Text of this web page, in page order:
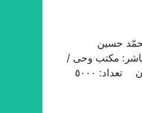
حسین
مکتب وحی /
طهران نوبت چاپ: اوّل / ١٤٣٣ ه‍ . ق، ١٣٩١ ه‍ . ش چاپ: صنوبر قیمت: ٥٥٠٠تومان تعداد: ٥٠٠٠